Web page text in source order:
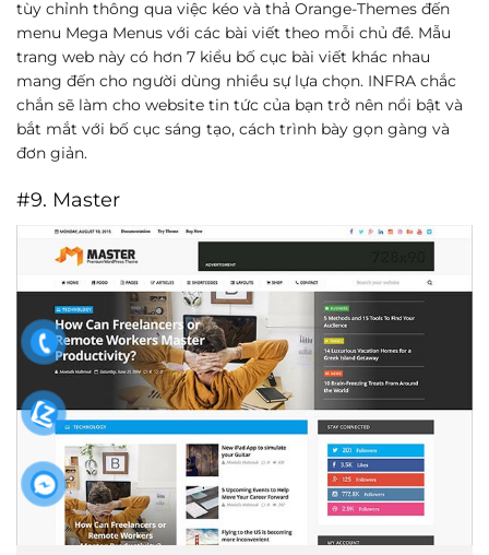
tùy chỉnh thông qua việc kéo và thả Orange-Themes đến
menu Mega Menus với các bài viết theo mỗi chủ đề. Mẫu
trang web này có hơn 7 kiểu bố cục bài viết khác nhau
mang đến cho người dùng nhiều sự lựa chọn. INFRA chắc
chắn sẽ làm cho website tin tức của bạn trở nên nổi bật và
bắt mắt với bố cục sáng tạo, cách trình bày gọn gàng và
đơn giản.
#9. Master